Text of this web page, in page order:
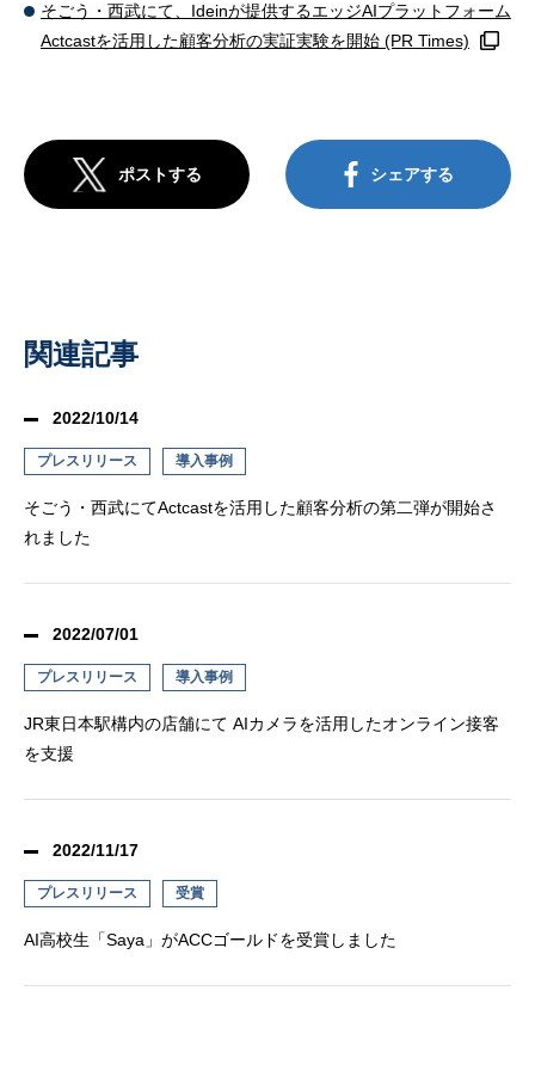
そごう・西武にて、Ideinが提供するエッジAIプラットフォーム
Actcastを活用した顧客分析の実証実験を開始 (PR Times)
ポストする シェアする
関連記事
2022/10/14
プレスリリース 導入事例
そごう・西武にてActcastを活用した顧客分析の第二弾が開始さ
れました
2022/07/01
プレスリリース 導入事例
JR東日本駅構内の店舗にて AIカメラを活用したオンライン接客
を支援
2022/11/17
プレスリリース 受賞
AI高校生「Saya」がACCゴールドを受賞しました